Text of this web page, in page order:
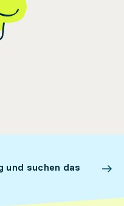
und suchen das